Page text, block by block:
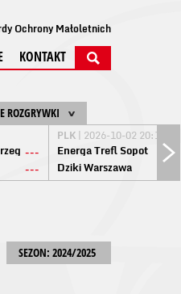
Ochrony Małoletnich
KONTAKT
ROZGRYWKI
---
---
PLK | 2026-10-02 20:15
Energa Trefl Sopot
Dziki Warszawa
SEZON: 2024/2025